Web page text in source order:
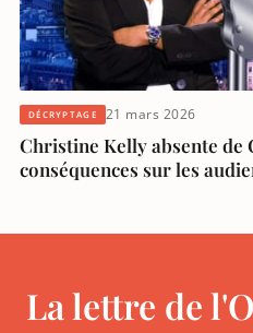
DÉCRYPTAGE 21 mars 2026
Christine Kelly absente de
conséquences sur les
La lettre de